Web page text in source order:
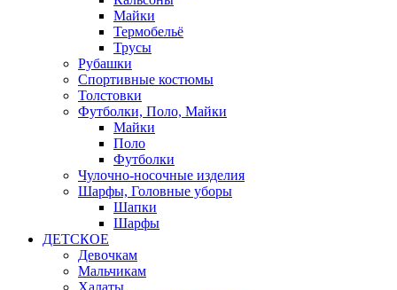
Майки
Термобельё
Трусы
Рубашки
Спортивные костюмы
Толстовки
Футболки, Поло, Майки
Майки
Поло
Футболки
Чулочно-носочные изделия
Шарфы, Головные уборы
Шапки
Шарфы
ДЕТСКОЕ
Девочкам
Мальчикам
Халаты